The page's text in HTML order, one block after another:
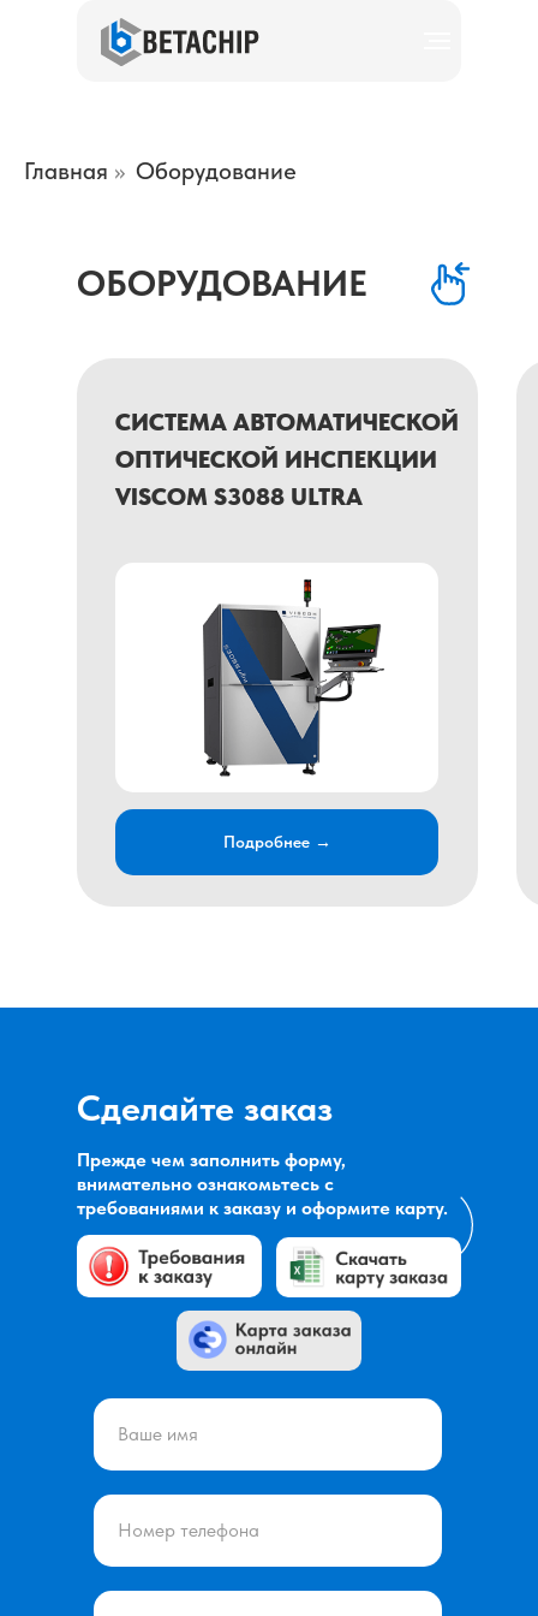
Главная » Оборудование
ОБОРУДОВАНИЕ
Предоставим исчерпывающую
информацию о возможностях
выполнения вашего заказа, окажем
необходимые консультации, дадим
рекомендации, предложим
оптимальные решения для
ПРОИЗВОДСТВА
ПАЙКА
Процесс селективной пайки
позволяет монтировать теплоёмкие
элементы и ускорить процесс пайки
Подробнее →
СИСТЕМА АВТОМАТИЧЕСКОЙ
ОПТИЧЕСКОЙ ИНСПЕКЦИИ
VISCOM S3088 ULTRA
Сделайте заказ
Прежде чем заполнить форму,
внимательно ознакомьтесь с
требованиями к заказу и оформите карту.
Ваше имя
Номер телефона